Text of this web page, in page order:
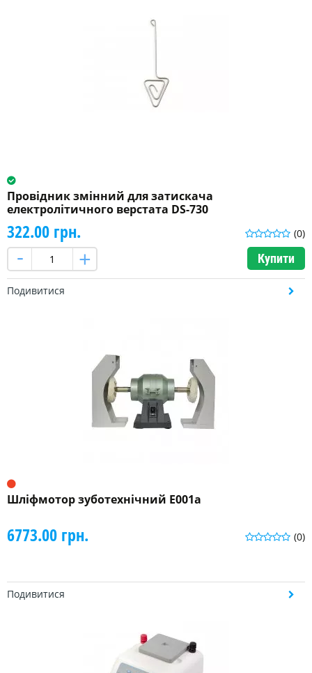
Провідник змінний для затискача
електролітичного верстата DS-730
(0)
322.00 грн.
Купити
Подивитися
Шліфмотор зуботехнічний E001a
(0)
6773.00 грн.
Подивитися